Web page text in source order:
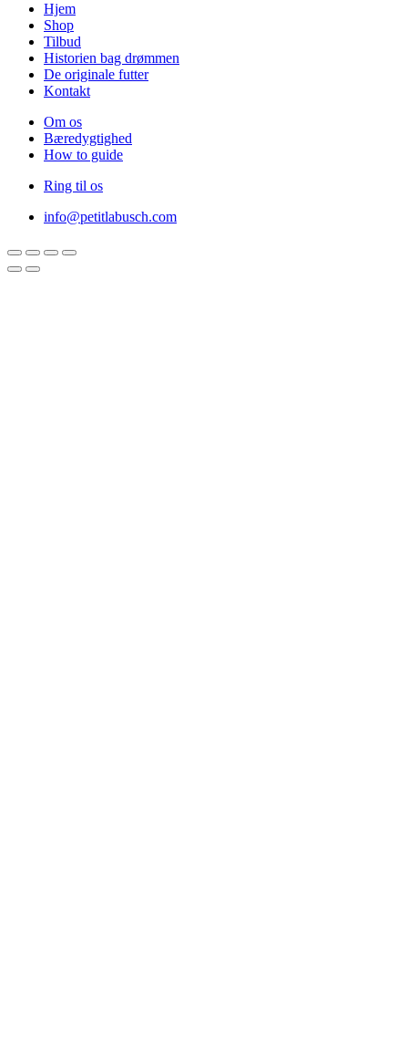
Hjem
Shop
Tilbud
Historien bag drømmen
De originale futter
Kontakt
Om os
Bæredygtighed
How to guide
Ring til os
info@petitlabusch.com